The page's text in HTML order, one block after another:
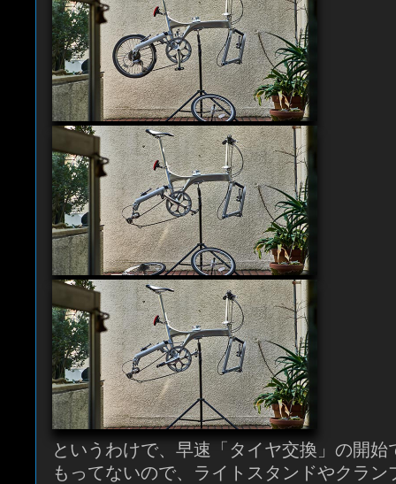
というわけで、早速「タイヤ交換」の開
もってないので、ライトスタンドやクラ